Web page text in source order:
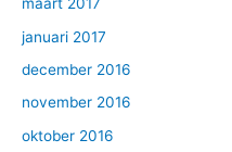
januari 2017
december 2016
november 2016
oktober 2016